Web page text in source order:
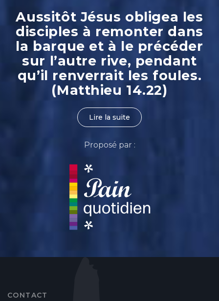
Aussitôt Jésus obligea les
disciples à remonter dans
la barque et à le précéder
sur l’autre rive, pendant
qu’il renverrait les foules.
(Matthieu 14.22)
Lire la suite
Proposé par :
CONTACT